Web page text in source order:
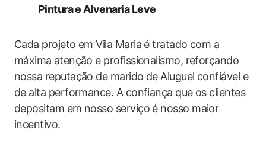
Pintura⁢ e Alvenaria Leve
Cada projeto em Vila Maria é tratado com‍ a
máxima ⁣atenção e profissionalismo, reforçando
nossa reputação de marido de Aluguel confiável e
de alta performance. A confiança‌ que os clientes
depositam em nosso serviço é nosso maior
incentivo.